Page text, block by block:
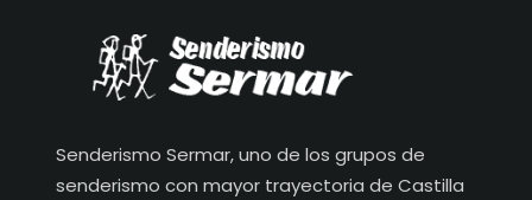
Senderismo Sermar, uno de los grupos de
senderismo con mayor trayectoria de Castilla